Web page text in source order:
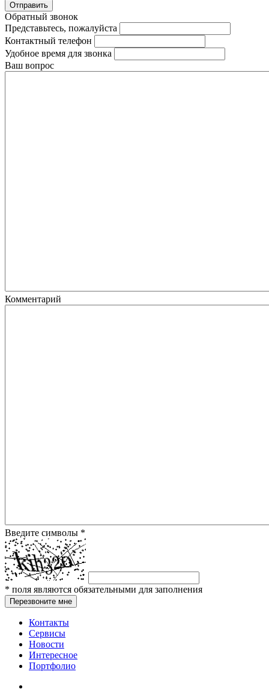
Отправить
Обратный звонок
Представьтесь, пожалуйста
Контактный телефон
Удобное время для звонка
Ваш вопрос
Комментарий
Введите символы *
* поля являются обязательными для заполнения
Перезвоните мне
Контакты
Сервисы
Новости
Интересное
Портфолио